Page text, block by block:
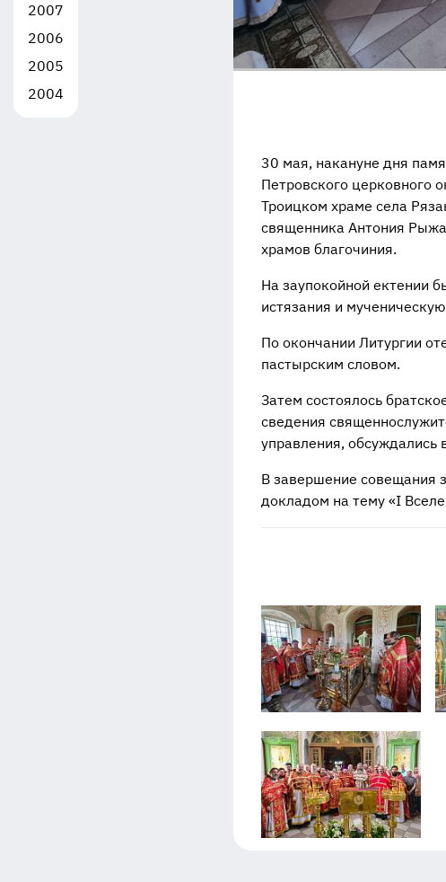
2007
2006
2005
2004
30 мая, накануне дня
Петровского церковного
Троицком храме села
священника Антония
храмов благочиния.
На заупокойной ектении
истязания и
По окончании Литургии
пастырским словом.
Затем состоялось
сведения
управления, обсуждались
В завершение совещания
докладом на тему «I